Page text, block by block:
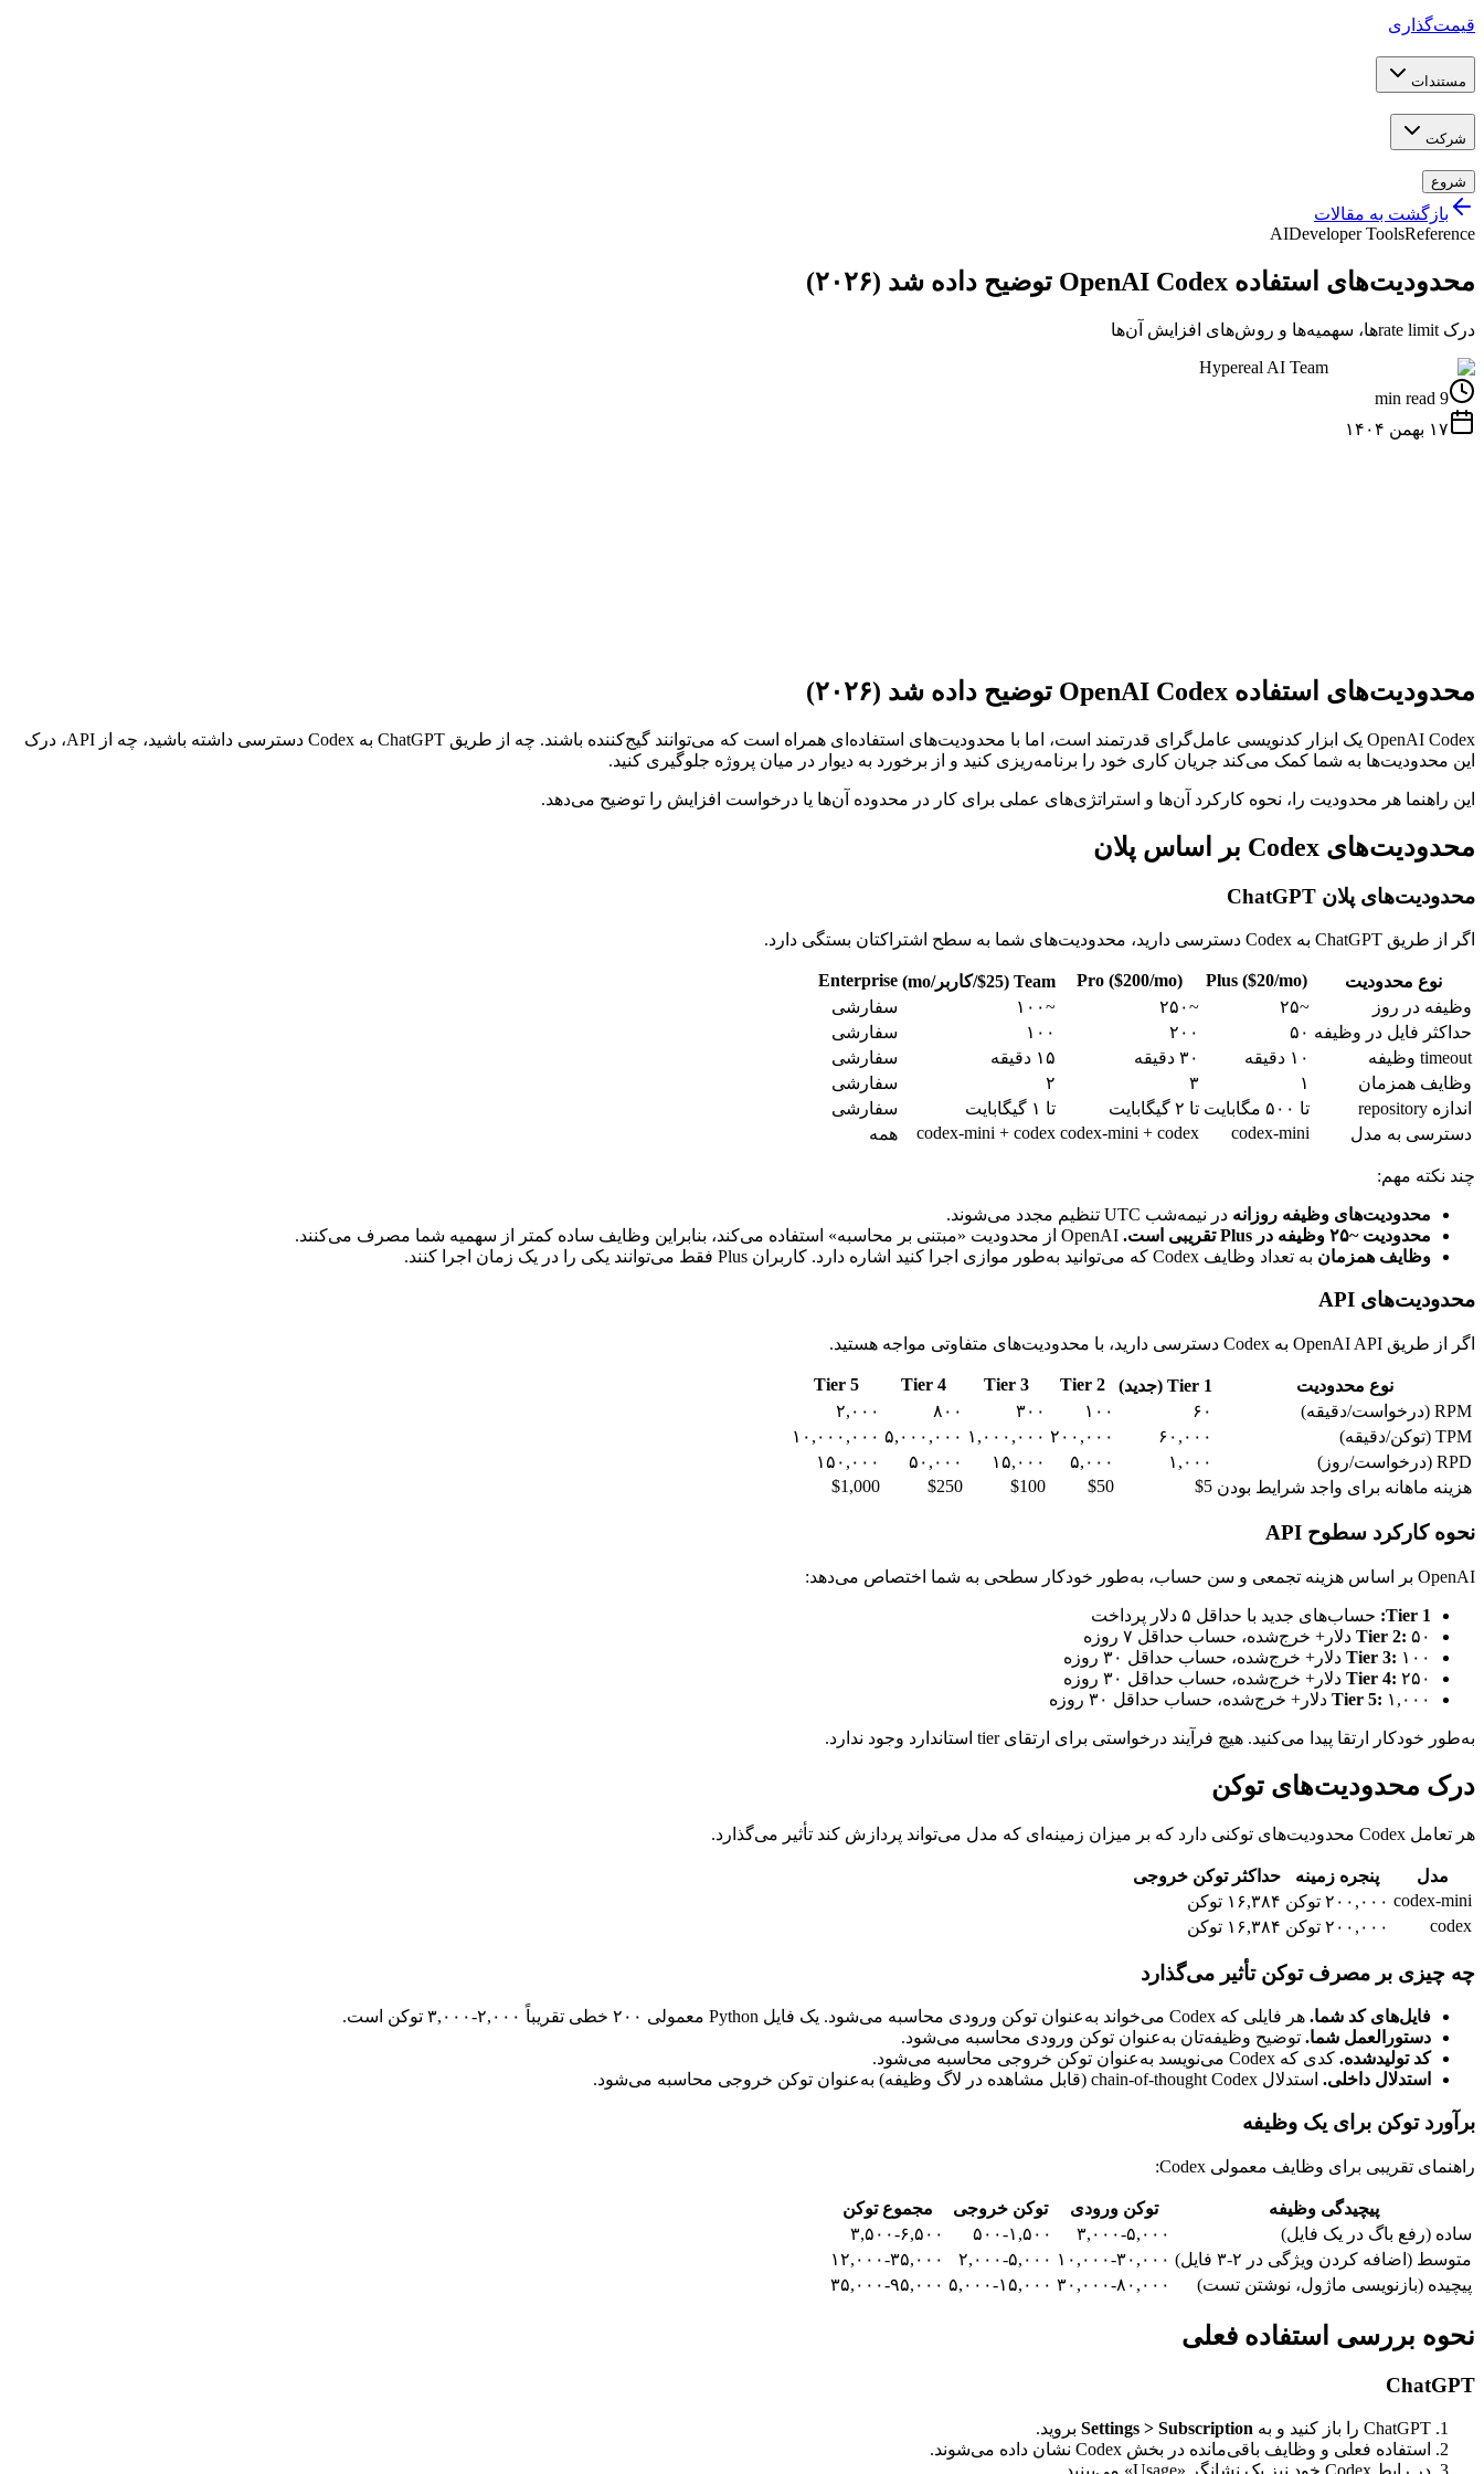
قیمت‌گذاری
مستندات
شرکت
شروع
بازگشت به مقالات
AIDeveloper ToolsReference
محدودیت‌های استفاده OpenAI Codex توضیح داده شد (۲۰۲۶)
درک rate limit‌ها، سهمیه‌ها و روش‌های افزایش آن‌ها
Hypereal AI Team
9 min read
۱۷ بهمن ۱۴۰۴
محدودیت‌های استفاده OpenAI Codex توضیح داده شد (۲۰۲۶)
OpenAI Codex یک ابزار کدنویسی عامل‌گرای قدرتمند است، اما با محدودیت‌های استفاده‌ای همراه است که می‌توانند گیج‌کننده باشند. چه از طریق ChatGPT به Codex دسترسی داشته باشید، چه از API، درک
این محدودیت‌ها به شما کمک می‌کند جریان کاری خود را برنامه‌ریزی کنید و از برخورد به دیوار در میان پروژه جلوگیری کنید.
این راهنما هر محدودیت را، نحوه کارکرد آن‌ها و استراتژی‌های عملی برای کار در محدوده آن‌ها یا درخواست افزایش را توضیح می‌دهد.
محدودیت‌های Codex بر اساس پلان
محدودیت‌های پلان ChatGPT
اگر از طریق ChatGPT به Codex دسترسی دارید، محدودیت‌های شما به سطح اشتراکتان بستگی دارد.
نوع محدودیت Plus ($20/mo)
Pro ($200/mo) Team ($25/کاربر/mo)
Enterprise
وظیفه در روز
~۲۵ ~۲۵۰ ~۱۰۰
سفارشی
حداکثر فایل در وظیفه ۵۰ ۲۰۰ ۱۰۰
سفارشی
timeout وظیفه
۱۰ دقیقه ۳۰ دقیقه ۱۵ دقیقه
سفارشی
وظایف همزمان
۱ ۳ ۲
سفارشی
اندازه repository
تا ۵۰۰ مگابایت تا ۲ گیگابایت تا ۱ گیگابایت
سفارشی
دسترسی به مدل
codex-mini
codex-mini + codex
codex-mini + codex همه
چند نکته مهم:
محدودیت‌های وظیفه روزانه در نیمه‌شب UTC تنظیم مجدد می‌شوند.
محدودیت ~۲۵ وظیفه در Plus تقریبی است.
وظایف همزمان به تعداد وظایف Codex که می‌توانید به‌طور موازی اجرا کنید اشاره دارد. کاربران Plus فقط می‌توانند یکی را در یک زمان اجرا کنند.
محدودیت‌های API
اگر از طریق OpenAI API به Codex دسترسی دارید، با محدودیت‌های متفاوتی مواجه هستید.
نوع محدودیت Tier 1 (جدید) Tier 2
Tier 3
Tier 4
Tier 5
RPM (درخواست/دقیقه)
۶۰ ۱۰۰ ۳۰۰ ۸۰۰
۲,۰۰۰
TPM (توکن/دقیقه)
۶۰,۰۰۰ ۲۰۰,۰۰۰ ۱,۰۰۰,۰۰۰ ۵,۰۰۰,۰۰۰ ۱۰,۰۰۰,۰۰۰
RPD (درخواست/روز)
۱,۰۰۰ ۵,۰۰۰ ۱۵,۰۰۰ ۵۰,۰۰۰
۱۵۰,۰۰۰
هزینه ماهانه برای واجد شرایط بودن $5
$50
$100
$250
$1,000
نحوه کارکرد سطوح API
OpenAI بر اساس هزینه تجمعی و سن حساب، به‌طور خودکار سطحی به شما اختصاص می‌دهد:
Tier 1: حساب‌های جدید با حداقل ۵ دلار پرداخت
Tier 2: ۵۰ دلار+ خرج‌شده، حساب حداقل ۷ روزه
Tier 3: ۱۰۰ دلار+ خرج‌شده، حساب حداقل ۳۰ روزه
Tier 4: ۲۵۰ دلار+ خرج‌شده، حساب حداقل ۳۰ روزه
Tier 5: ۱,۰۰۰ دلار+ خرج‌شده، حساب حداقل ۳۰ روزه
به‌طور خودکار ارتقا پیدا می‌کنید. هیچ فرآیند درخواستی برای ارتقای tier استاندارد وجود ندارد.
درک محدودیت‌های توکن
هر تعامل Codex محدودیت‌های توکنی دارد که بر میزان زمینه‌ای که مدل می‌تواند پردازش کند تأثیر می‌گذارد.
مدل پنجره زمینه
حداکثر توکن خروجی
codex-mini ۲۰۰,۰۰۰ توکن
۱۶,۳۸۴ توکن
codex
۲۰۰,۰۰۰ توکن ۱۶,۳۸۴ توکن
چه چیزی بر مصرف توکن تأثیر می‌گذارد
فایل‌های کد شما. هر فایلی که Codex می‌خواند به‌عنوان توکن ورودی محاسبه می‌شود. یک فایل Python معمولی ۲۰۰ خطی تقریباً ۲,۰۰۰-۳,۰۰۰ توکن است.
دستورالعمل شما. توضیح وظیفه‌تان به‌عنوان توکن ورودی محاسبه می‌شود.
کد تولیدشده. کدی که Codex می‌نویسد به‌عنوان توکن خروجی محاسبه می‌شود.
استدلال داخلی. استدلال chain-of-thought Codex (قابل مشاهده در لاگ وظیفه) به‌عنوان توکن خروجی محاسبه می‌شود.
برآورد توکن برای یک وظیفه
راهنمای تقریبی برای وظایف معمولی Codex:
پیچیدگی وظیفه توکن ورودی توکن خروجی
مجموع توکن
ساده (رفع باگ در یک فایل)
۳,۰۰۰-۵,۰۰۰ ۵۰۰-۱,۵۰۰
۳,۵۰۰-۶,۵۰۰
متوسط (اضافه کردن ویژگی در ۲-۳ فایل)
۱۰,۰۰۰-۳۰,۰۰۰ ۲,۰۰۰-۵,۰۰۰
۱۲,۰۰۰-۳۵,۰۰۰
پیچیده (بازنویسی ماژول، نوشتن تست)
۳۰,۰۰۰-۸۰,۰۰۰ ۵,۰۰۰-۱۵,۰۰۰ ۳۵,۰۰۰-۹۵,۰۰۰
نحوه بررسی استفاده فعلی
ChatGPT
ChatGPT را باز کنید و به Settings > Subscription بروید.
استفاده فعلی و وظایف باقی‌مانده در بخش Codex نشان داده می‌شوند.